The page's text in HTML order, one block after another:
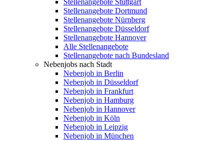
Stellenangebote Stuttgart
Stellenangebote Dortmund
Stellenangebote Nürnberg
Stellenangebote Düsseldorf
Stellenangebote Hannover
Alle Stellenangebote
Stellenangebote nach Bundesland
Nebenjobs nach Stadt
Nebenjob in Berlin
Nebenjob in Düsseldorf
Nebenjob in Frankfurt
Nebenjob in Hamburg
Nebenjob in Hannover
Nebenjob in Köln
Nebenjob in Leipzig
Nebenjob in München